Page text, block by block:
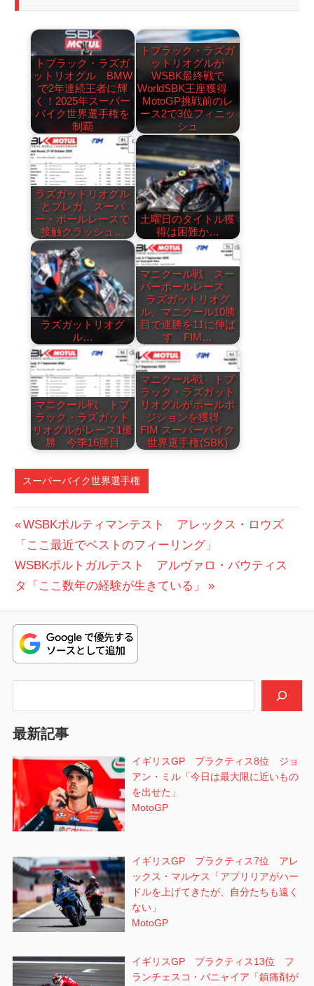
トプラック・ラズガ
ットリオグル BMW
で2年連続王者に輝
く！2025年スーパー
バイク世界選手権を
制覇
トプラック・ラズガ
ットリオグルが
WSBK最終戦で
WorldSBK王座獲得
MotoGP挑戦前のレ
ース2で3位フィニッ
シュ
ラズガットリオグル
とブレガ、スーパ
ー・ポールレースで
接触クラッシュ…
土曜日のタイトル獲
得は困難か…
ラズガットリオグ
ル…
マニクール戦 スー
パーポールレース
ラズガットリオグ
ル、マニクール10勝
目で連勝を11に伸ば
す FIM…
マニクール戦 トプ
ラック・ラズガット
リオグルがレース1優
勝 今季16勝目
マニクール戦 トプ
ラック・ラズガット
リオグルがポールポ
ジションを獲得
FIM スーパーバイク
世界選手権(SBK)
スーパーバイク世界選手権
投
稿
ナ
ビ
ゲ
ー
ン
前
の
投
稿:
WSBKポルティマンテスト アレックス・ロウズ
「ここ最近でベストのフィーリング」
次
の
稿:
WSBKポルトガルテスト アルヴァロ・バウティス
タ「ここ数年の経験が生きている」
最新記事
イギリスGP プラクティス8位 ジョ
アン・ミル「今日は最大限に近いもの
を出せた」
MotoGP
イギリスGP プラクティス7位 アレ
ックス・マルケス「アプリリアがハー
ドルを上げてきたが、自分たちも遠く
ない」
MotoGP
イギリスGP プラクティス13位 フ
ランチェスコ・バニャイア「鎮痛剤が